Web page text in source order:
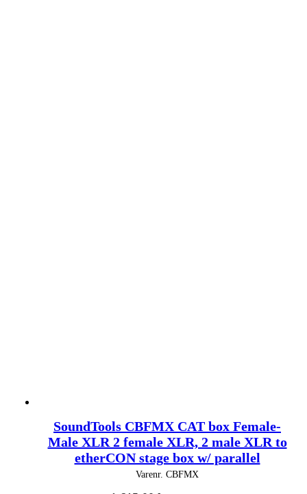
SoundTools CBFMX CAT box Female-
Male XLR 2 female XLR, 2 male XLR to
etherCON stage box w/ parallel
Varenr. CBFMX